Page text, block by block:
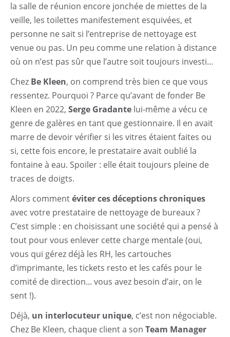
la salle de réunion encore jonchée de miettes de la
veille, les toilettes manifestement esquivées, et
personne ne sait si l’entreprise de nettoyage est
venue ou pas. Un peu comme une relation à distance
où on n’est pas sûr que l’autre soit toujours investi…
Chez Be Kleen, on comprend très bien ce que vous
ressentez. Pourquoi ? Parce qu’avant de fonder Be
Kleen en 2022, Serge Gradante lui-même a vécu ce
genre de galères en tant que gestionnaire. Il en avait
marre de devoir vérifier si les vitres étaient faites ou
si, cette fois encore, le prestataire avait oublié la
fontaine à eau. Spoiler : elle était toujours pleine de
traces de doigts.
Alors commentéviter ces déceptions chroniques
avec votre prestataire de nettoyage de bureaux ?
C’est simple : en choisissant une société qui a pensé à
tout pour vous enlever cette charge mentale (oui,
vous qui gérez déjà les RH, les cartouches
d’imprimante, les tickets resto et les cafés pour le
comité de direction... vous avez besoin d’air, on le
sent !).
Déjà, un interlocuteur unique, c’est non négociable.
Chez Be Kleen, chaque client a son Team Manager